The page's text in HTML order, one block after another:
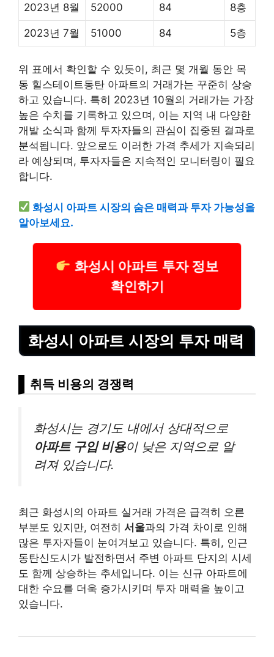
2023년 8월 52000 84 8층
2023년 7월 51000 84 5층
위 표에서 확인할 수 있듯이, 최근 몇 개월 동안 목
동 힐스테이트동탄 아파트의 거래가는 꾸준히 상승
하고 있습니다. 특히 2023년 10월의 거래가는 가장
높은 수치를 기록하고 있으며, 이는 지역 내 다양한
개발 소식과 함께 투자자들의 관심이 집중된 결과로
분석됩니다. 앞으로도 이러한 가격 추세가 지속되리
라 예상되며, 투자자들은 지속적인 모니터링이 필요
합니다.
화성시 아파트 시장의 숨은 매력과 투자 가능성을
알아보세요.
화성시 아파트 투자 정보
확인하기
화성시 아파트 시장의 투자 매력
취득 비용의 경쟁력
화성시는 경기도 내에서 상대적으로
아파트 구입 비용이 낮은 지역으로 알
려져 있습니다.
최근 화성시의 아파트 실거래 가격은 급격히 오른
부분도 있지만, 여전히 서울과의 가격 차이로 인해
많은 투자자들이 눈여겨보고 있습니다. 특히, 인근
동탄신도시가 발전하면서 주변 아파트 단지의 시세
도 함께 상승하는 추세입니다. 이는 신규 아파트에
대한 수요를 더욱 증가시키며 투자 매력을 높이고
있습니다.